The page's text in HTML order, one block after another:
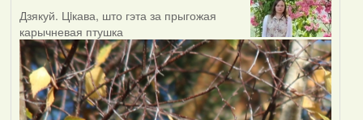
In
reply
to
by
Harrier
Дзякуй. Цiкава, што гэта за прыгожая
карычневая птушка